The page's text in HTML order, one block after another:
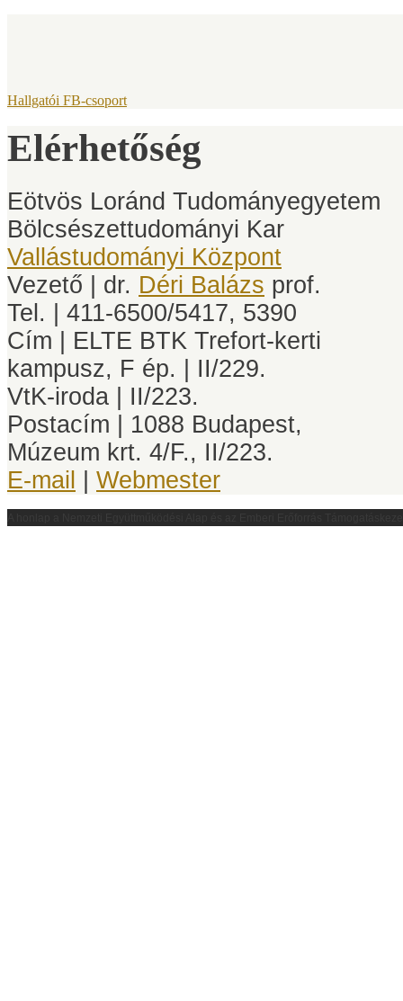
Hallgatói FB-csoport
Elérhetőség
Eötvös Loránd Tudományegyetem
Bölcsészettudományi Kar
Vallástudományi Központ
Vezető | dr. Déri Balázs prof.
Tel. | 411-6500/5417, 5390
Cím | ELTE BTK Trefort-kerti
kampusz, F ép. | II/229.
VtK-iroda | II/223.
Postacím | 1088 Budapest,
Múzeum krt. 4/F., II/223.
E-mail
Webmester